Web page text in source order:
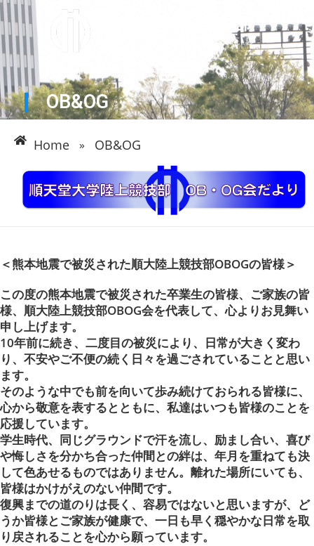
OB&OG
Home » OB&OG
＜熊本地震で被災された順大陸上競技部OBOGの皆様＞
この度の熊本地震で被災された卒業生の皆様、ご家族の皆
様、順大陸上競技部OBOG会を代表して、心よりお見舞い
申し上げます。
10年前に続き、二度目の被災により、日常が大きく変わ
り、不安やご不便の続く日々を過ごされていることと思い
ます。
そのような中でも前を向いて歩み続けておられる皆様に、
心から敬意を表するとともに、私達はいつも皆様のことを
応援しています。
学生時代、同じグラウンドで汗を流し、励まし合い、喜び
や悔しさを分かち合った仲間との絆は、年月を重ねても決
して色あせるものではありません。離れた場所にいても、
皆様はかけがえのない仲間です。
復興までの道のりは長く、容易ではないと思いますが、ど
うか皆様とご家族が健康で、一日も早く穏やかな日常を取
り戻されることを心から願っています。